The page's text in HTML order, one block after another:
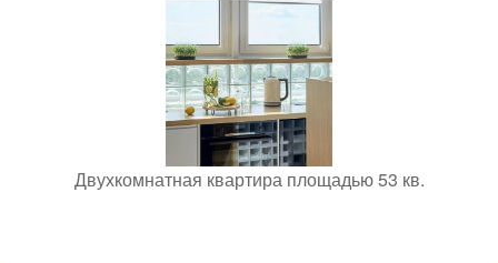
Двухкомнатная квартира площадью 53 кв.